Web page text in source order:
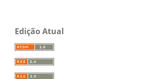
Edição Atual